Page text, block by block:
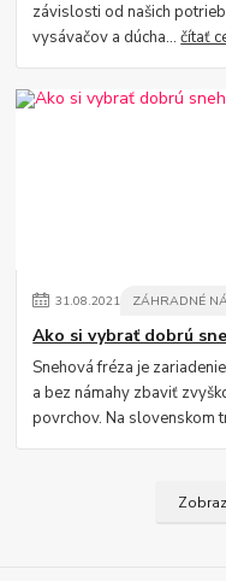
závislosti od našich
vysávačov a dúcha...čítať
31.08.2021 ZÁHRADNÉ
Ako si vybrať dobrú
Snehová fréza je
a bez námahy zbaviť
povrchov. Na slovenskom